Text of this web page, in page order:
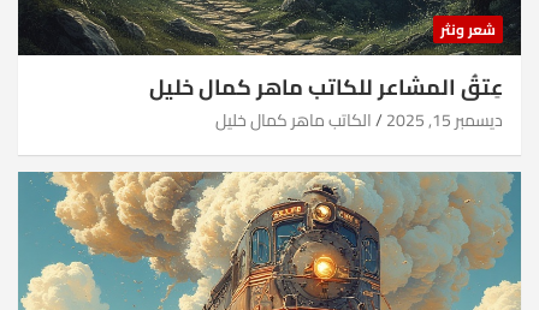
شعر ونثر
عِتقُ المشاعر للكاتب ماهر كمال خليل
ديسمبر 15, 2025 الكاتب ماهر كمال خليل